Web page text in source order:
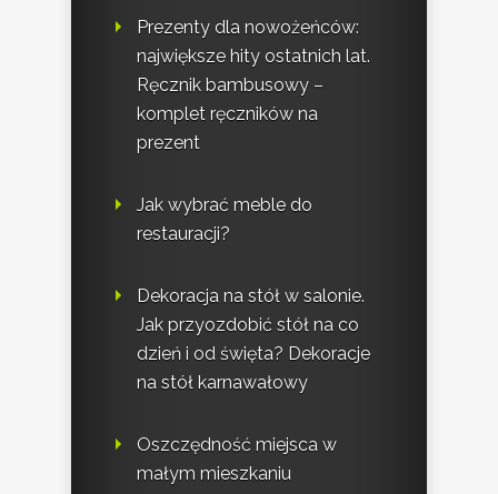
Prezenty dla nowożeńców:
największe hity ostatnich lat.
Ręcznik bambusowy –
komplet ręczników na
prezent
Jak wybrać meble do
restauracji?
Dekoracja na stół w salonie.
Jak przyozdobić stół na co
dzień i od święta? Dekoracje
na stół karnawałowy
Oszczędność miejsca w
małym mieszkaniu